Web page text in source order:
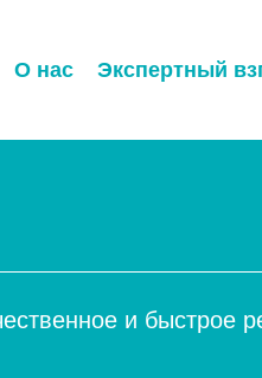
О нас Экспертный
и быстрое